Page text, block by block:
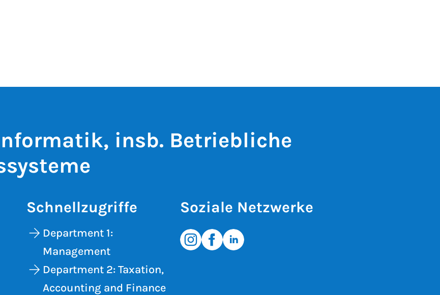
insb. Betriebliche
Schnellzugriffe
Department 1:
Management
Department 2: Taxation,
Accounting and Finance
Soziale Netzwerke